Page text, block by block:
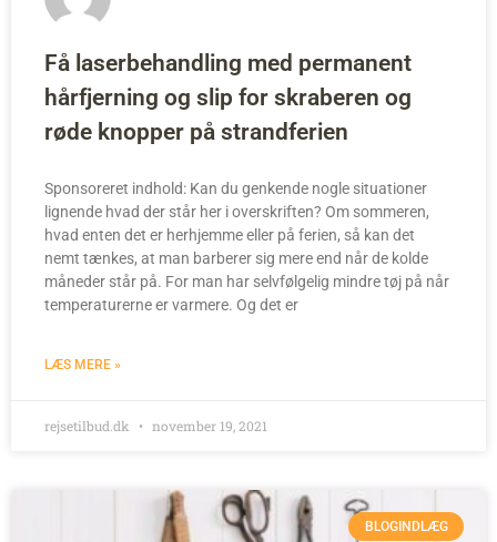
Få laserbehandling med permanent
hårfjerning og slip for skraberen og
røde knopper på strandferien
Sponsoreret indhold: Kan du genkende nogle situationer
lignende hvad der står her i overskriften? Om sommeren,
hvad enten det er herhjemme eller på ferien, så kan det
nemt tænkes, at man barberer sig mere end når de kolde
måneder står på. For man har selvfølgelig mindre tøj på når
temperaturerne er varmere. Og det er
LÆS MERE »
rejsetilbud.dk november 19, 2021
BLOGINDLÆG